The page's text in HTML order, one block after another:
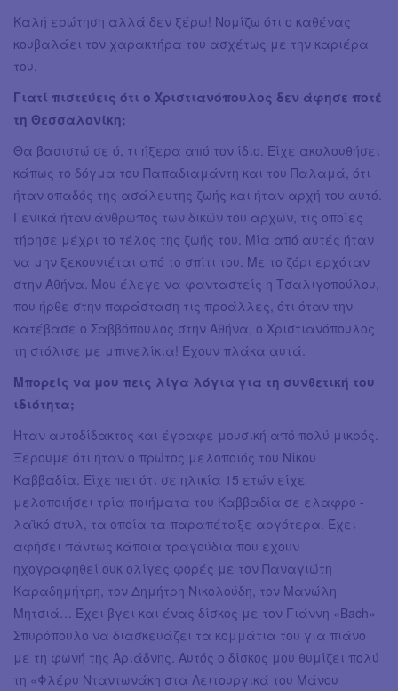
Καλή ερώτηση αλλά δεν ξέρω! Νομίζω ότι ο καθένας
κουβαλάει τον χαρακτήρα του ασχέτως με την καριέρα
του.
Γιατί πιστεύεις ότι ο Χριστιανόπουλος δεν άφησε ποτέ
τη Θεσσαλονίκη;
Θα βασιστώ σε ό, τι ήξερα από τον ίδιο. Είχε ακολουθήσει
κάπως το δόγμα του Παπαδιαμάντη και του Παλαμά, ότι
ήταν οπαδός της ασάλευτης ζωής και ήταν αρχή του αυτό.
Γενικά ήταν άνθρωπος των δικών του αρχών, τις οποίες
τήρησε μέχρι το τέλος της ζωής του. Μία από αυτές ήταν
να μην ξεκουνιέται από το σπίτι του. Με το ζόρι ερχόταν
στην Αθήνα. Μου έλεγε να φανταστείς η Τσαλιγοπούλου,
που ήρθε στην παράσταση τις προάλλες, ότι όταν την
κατέβασε ο Σαββόπουλος στην Αθήνα, ο Χριστιανόπουλος
τη στόλισε με μπινελίκια! Έχουν πλάκα αυτά.
Μπορείς να μου πεις λίγα λόγια για τη συνθετική του
ιδιότητα;
Ήταν αυτοδίδακτος και έγραφε μουσική από πολύ μικρός.
Ξέρουμε ότι ήταν ο πρώτος μελοποιός του Νίκου
Καββαδία. Είχε πει ότι σε ηλικία 15 ετών είχε
μελοποιήσει τρία ποιήματα του Καββαδία σε ελαφρο -
λαϊκό στυλ, τα οποία τα παραπέταξε αργότερα. Έχει
αφήσει πάντως κάποια τραγούδια που έχουν
ηχογραφηθεί ουκ ολίγες φορές με τον Παναγιώτη
Καραδημήτρη, τον Δημήτρη Νικολούδη, τον Μανώλη
Μητσιά… Έχει βγει και ένας δίσκος με τον Γιάννη «Bach»
Σπυρόπουλο να διασκευάζει τα κομμάτια του για πιάνο
με τη φωνή της Αριάδνης. Αυτός ο δίσκος μου θυμίζει πολύ
τη «Φλέρυ Νταντωνάκη στα Λειτουργικά του Μάνου